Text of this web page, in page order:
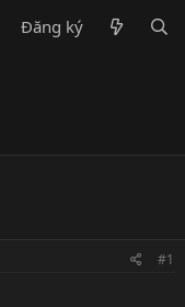
Đăng ký
#1